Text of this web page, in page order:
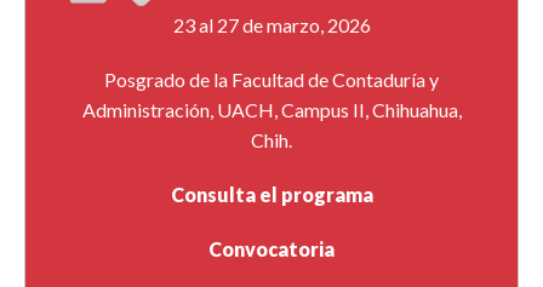
23 al 27 de marzo, 2026
Posgrado de la Facultad de Contaduría y
Administración, UACH, Campus II, Chihuahua,
Chih.
Consulta el programa
Convocatoria